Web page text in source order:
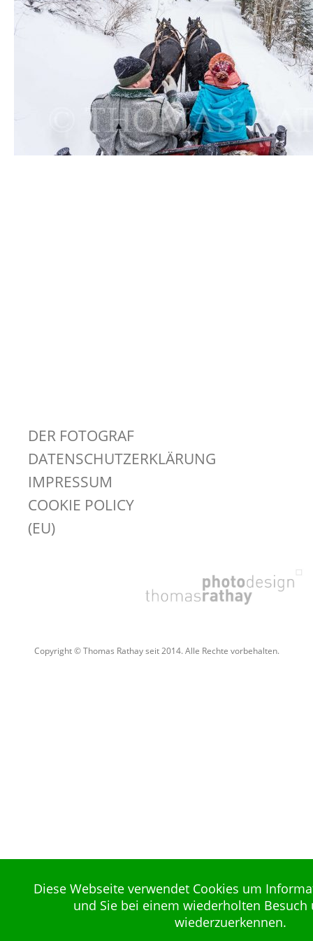
DER FOTOGRAF
DATENSCHUTZERKLÄRUNG
IMPRESSUM
COOKIE POLICY
(EU)
Copyright © Thomas Rathay seit 2014. Alle Rechte vorbehalten.
Diese Webseite verwendet Cookies um
und Sie bei einem wiederholten Besuch
wiederzuerkennen.